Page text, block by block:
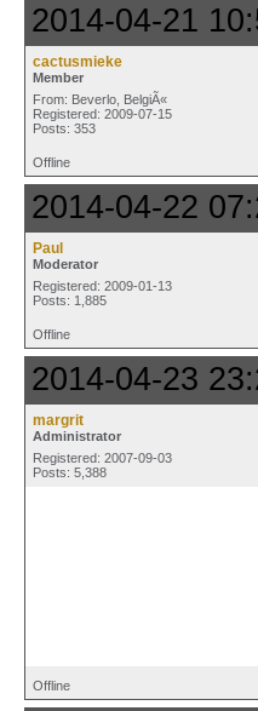
2014-04-21
cactusmieke
Member
From: Beverlo, BelgiÃ«
Registered: 2009-07-15
Posts: 353
Offline
2014-04-22
Paul
Moderator
Registered: 2009-01-13
Posts: 1,885
Offline
2014-04-23
margrit
Administrator
Registered: 2007-09-03
Posts: 5,388
Offline